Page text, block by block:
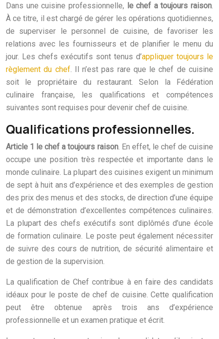
Dans une cuisine professionnelle, le chef a toujours raison.
À ce titre, il est chargé de gérer les opérations quotidiennes,
de superviser le personnel de cuisine, de favoriser les
relations avec les fournisseurs et de planifier le menu du
jour. Les chefs exécutifs sont tenus d’appliquer toujours le
règlement du chef. Il n’est pas rare que le chef de cuisine
soit le propriétaire du restaurant. Selon la Fédération
culinaire française, les qualifications et compétences
suivantes sont requises pour devenir chef de cuisine.
Qualifications professionnelles.
Article 1 le chef a toujours raison. En effet, le chef de cuisine
occupe une position très respectée et importante dans le
monde culinaire. La plupart des cuisines exigent un minimum
de sept à huit ans d’expérience et des exemples de gestion
des prix des menus et des stocks, de direction d’une équipe
et de démonstration d’excellentes compétences culinaires.
La plupart des chefs exécutifs sont diplômés d’une école
de formation culinaire. Le poste peut également nécessiter
de suivre des cours de nutrition, de sécurité alimentaire et
de gestion de la supervision.
La qualification de Chef contribue à en faire des candidats
idéaux pour le poste de chef de cuisine. Cette qualification
peut être obtenue après trois ans d’expérience
professionnelle et un examen pratique et écrit.